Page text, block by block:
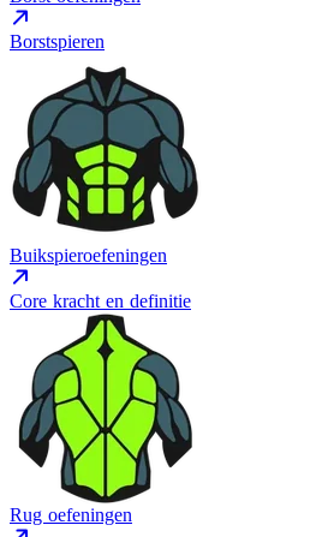
Borstspieren
Buikspieroefeningen
Core kracht en definitie
Rug oefeningen